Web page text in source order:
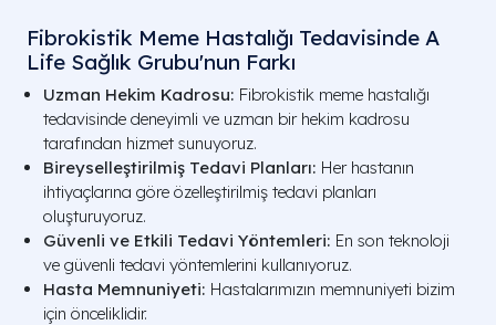
Fibrokistik Meme Hastalığı Tedavisinde A
Life Sağlık Grubu'nun Farkı
Uzman Hekim Kadrosu: Fibrokistik meme hastalığı
tedavisinde deneyimli ve uzman bir hekim kadrosu
tarafından hizmet sunuyoruz.
Bireyselleştirilmiş Tedavi Planları: Her hastanın
ihtiyaçlarına göre özelleştirilmiş tedavi planları
oluşturuyoruz.
Güvenli ve Etkili Tedavi Yöntemleri: En son teknoloji
ve güvenli tedavi yöntemlerini kullanıyoruz.
Hasta Memnuniyeti: Hastalarımızın memnuniyeti bizim
için önceliklidir.